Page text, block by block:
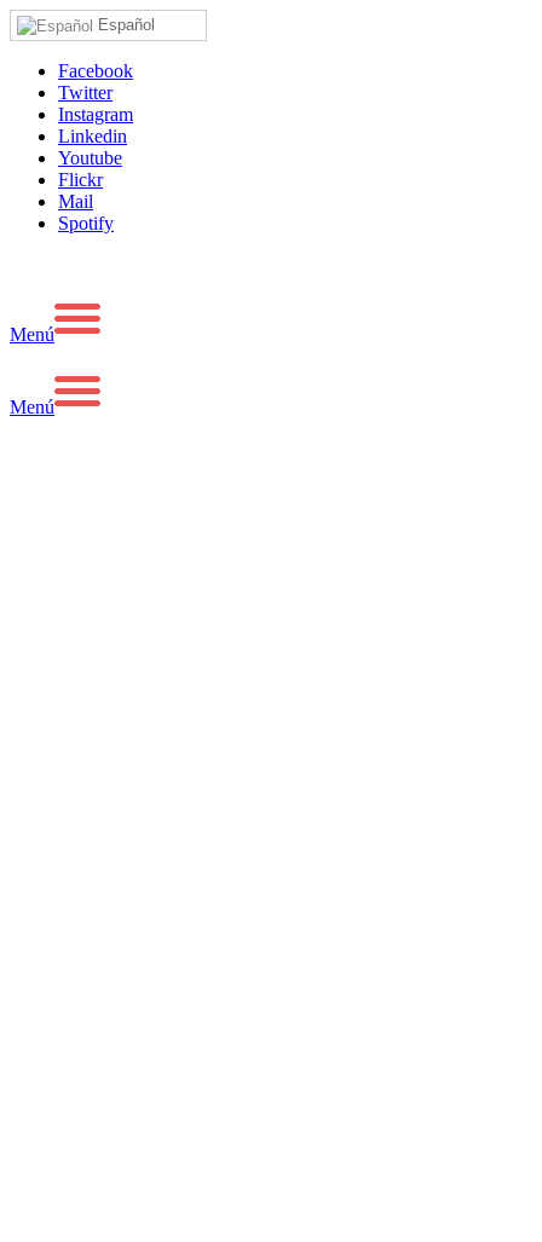
Español
Facebook
Twitter
Instagram
Linkedin
Youtube
Flickr
Mail
Spotify
Menú
Menú